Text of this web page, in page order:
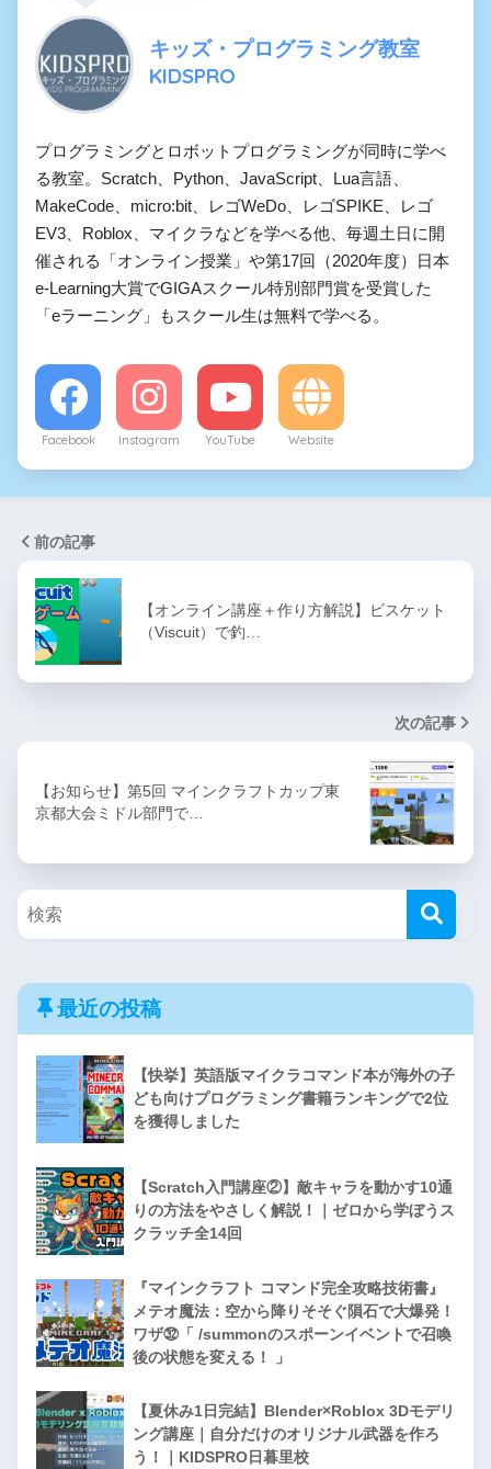
キッズ・プログラミング教室
KIDSPRO
プログラミングとロボットプログラミングが同時に学べ
る教室。Scratch、Python、JavaScript、Lua言語、
MakeCode、micro:bit、レゴWeDo、レゴSPIKE、レゴ
EV3、Roblox、マイクラなどを学べる他、毎週土日に開
催される「オンライン授業」や第17回（2020年度）日本
e-Learning大賞でGIGAスクール特別部門賞を受賞した
「eラーニング」もスクール生は無料で学べる。
Facebook Instagram YouTube Website
前の記事
【オンライン講座＋作り方解説】ビスケット
（Viscuit）で釣…
次の記事
【お知らせ】第5回 マインクラフトカップ東
京都大会ミドル部門で…
最近の投稿
【快挙】英語版マイクラコマンド本が海外の子
ども向けプログラミング書籍ランキングで2位
を獲得しました
【Scratch入門講座②】敵キャラを動かす10通
りの方法をやさしく解説！｜ゼロから学ぼうス
クラッチ全14回
『マインクラフト コマンド完全攻略技術書』
メテオ魔法：空から降りそそぐ隕石で大爆発！
ワザ㉜「 /summonのスポーンイベントで召喚
後の状態を変える！ 」
【夏休み1日完結】Blender×Roblox 3Dモデリ
ング講座｜自分だけのオリジナル武器を作ろ
う！｜KIDSPRO日暮里校